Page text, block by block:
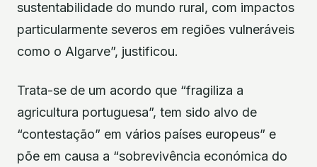
sustentabilidade do mundo rural, com impactos
particularmente severos em regiões vulneráveis
como o Algarve”, justificou.
Trata-se de um acordo que “fragiliza a
agricultura portuguesa”, tem sido alvo de
“contestação” em vários países europeus” e
põe em causa a “sobrevivência económica do